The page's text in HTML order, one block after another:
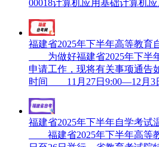
00018计算机应用基础计算机
福建省2025年下半年高等教育
为做好福建省2025年下半
申请工作，现将有关事项通
时间 11月27日9:00—12月3
福建省2025年下半年自学考试
福建省2025年下半年高等